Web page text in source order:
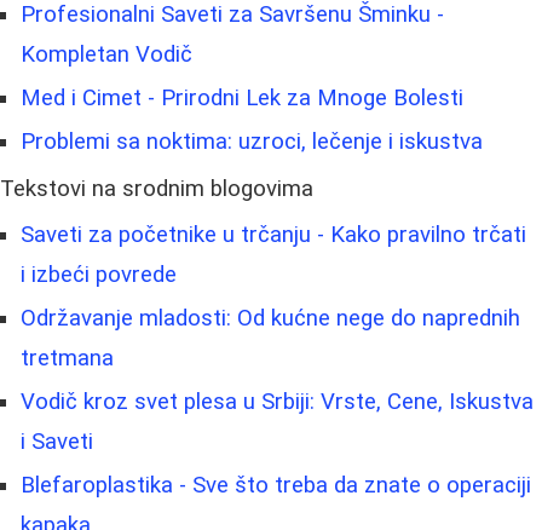
Profesionalni Saveti za Savršenu Šminku -
Kompletan Vodič
Med i Cimet - Prirodni Lek za Mnoge Bolesti
Problemi sa noktima: uzroci, lečenje i iskustva
Tekstovi na srodnim blogovima
Saveti za početnike u trčanju - Kako pravilno trčati
i izbeći povrede
Održavanje mladosti: Od kućne nege do naprednih
tretmana
Vodič kroz svet plesa u Srbiji: Vrste, Cene, Iskustva
i Saveti
Blefaroplastika - Sve što treba da znate o operaciji